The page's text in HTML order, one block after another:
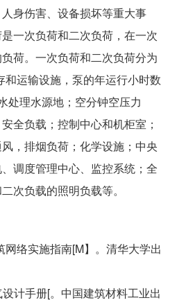
身伤害、设备损坏等重大事
一次负荷和二次负荷，在一次
荷。一次负荷和二次负荷分为
运输设施，泵的年运行小时数
处理水源地；空分钟空压力
全负载；控制中心和机柜室；
，排烟负荷；化学设施；中央
调度管理中心、监控系统；全
次负载的照明负载等。
络实施指南[M】。清华大学出
计手册[。中国建筑材料工业出